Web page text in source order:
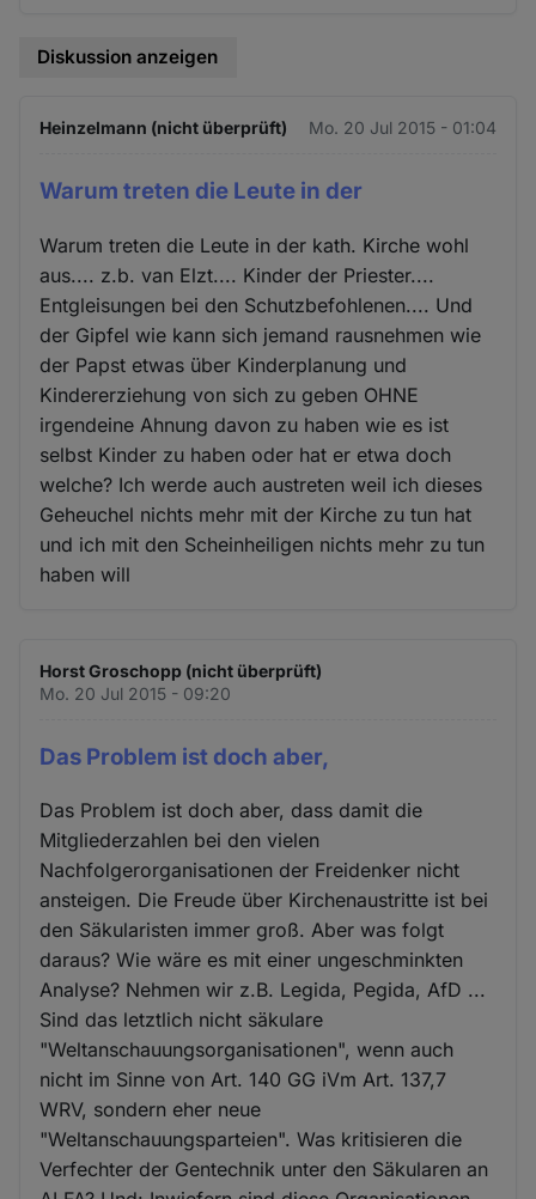
Diskussion anzeigen
Heinzelmann (nicht überprüft) Mo. 20 Jul 2015 - 01:04
Warum treten die Leute in der
Warum treten die Leute in der kath. Kirche wohl
aus.... z.b. van Elzt.... Kinder der Priester....
Entgleisungen bei den Schutzbefohlenen.... Und
der Gipfel wie kann sich jemand rausnehmen wie
der Papst etwas über Kinderplanung und
Kindererziehung von sich zu geben OHNE
irgendeine Ahnung davon zu haben wie es ist
selbst Kinder zu haben oder hat er etwa doch
welche? Ich werde auch austreten weil ich dieses
Geheuchel nichts mehr mit der Kirche zu tun hat
und ich mit den Scheinheiligen nichts mehr zu tun
haben will
Horst Groschopp (nicht überprüft)
Mo. 20 Jul 2015 - 09:20
Das Problem ist doch aber,
Das Problem ist doch aber, dass damit die
Mitgliederzahlen bei den vielen
Nachfolgerorganisationen der Freidenker nicht
ansteigen. Die Freude über Kirchenaustritte ist bei
den Säkularisten immer groß. Aber was folgt
daraus? Wie wäre es mit einer ungeschminkten
Analyse? Nehmen wir z.B. Legida, Pegida, AfD ...
Sind das letztlich nicht säkulare
"Weltanschauungsorganisationen", wenn auch
nicht im Sinne von Art. 140 GG iVm Art. 137,7
WRV, sondern eher neue
"Weltanschauungsparteien". Was kritisieren die
Verfechter der Gentechnik unter den Säkularen an